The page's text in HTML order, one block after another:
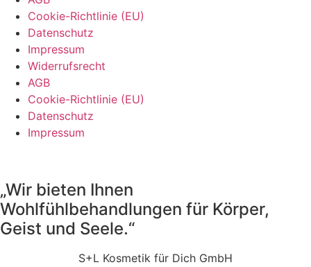
Cookie-Richtlinie (EU)
Datenschutz
Impressum
Widerrufsrecht
AGB
Cookie-Richtlinie (EU)
Datenschutz
Impressum
„Wir bieten Ihnen
Wohlfühlbehandlungen für Körper,
Geist und Seele.“
S+L Kosmetik für Dich GmbH